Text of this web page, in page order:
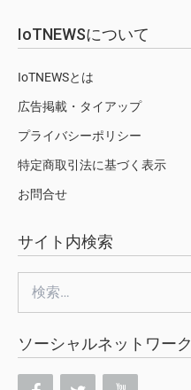
IoTNEWSについて
IoTNEWSとは
広告掲載・タイアップ
プライバシーポリシー
特定商取引法に基づく表示
お問合せ
サイト内検索
索:
ソーシャルネットワーク